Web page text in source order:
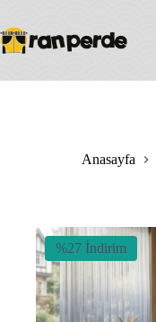
content
Anasayfa
%27 İndirim